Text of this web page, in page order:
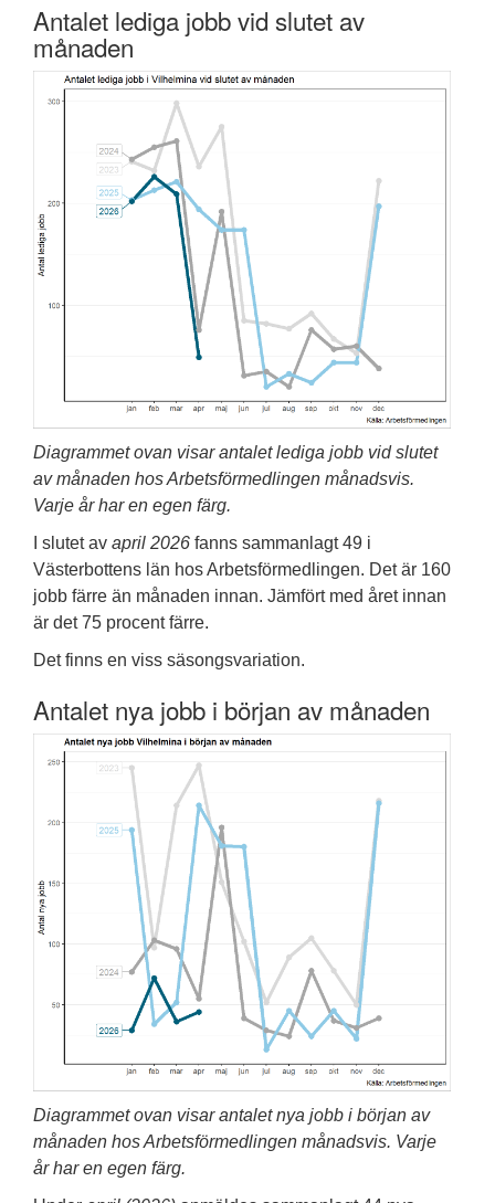
Antalet lediga jobb vid slutet av
månaden
Diagrammet ovan visar antalet lediga jobb vid slutet
av månaden hos Arbetsförmedlingen månadsvis.
Varje år har en egen färg.
I slutet av april 2026 fanns sammanlagt 49 i
Västerbottens län hos Arbetsförmedlingen. Det är 160
jobb färre än månaden innan. Jämfört med året innan
är det 75 procent färre.
Det finns en viss säsongsvariation.
Antalet nya jobb i början av månaden
Diagrammet ovan visar antalet nya jobb i början av
månaden hos Arbetsförmedlingen månadsvis. Varje
år har en egen färg.